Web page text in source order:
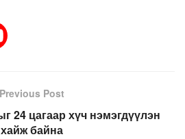
Previous Post
24 цагаар хүч нэмэгдүүлэн
хайж байна